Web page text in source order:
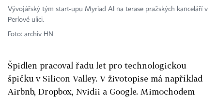
Vývojářský tým start-upu Myriad AI na terase pražských kanceláří v
Perlové ulici.
Foto: archiv HN
Špidlen pracoval řadu let pro technologickou
špičku v Silicon Valley. V životopise má například
Airbnb, Dropbox, Nvidii a Google. Mimochodem